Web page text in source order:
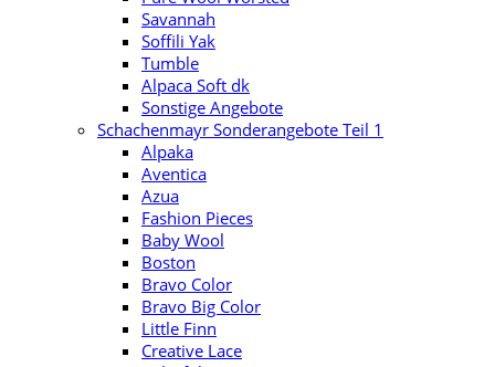
Savannah
Soffili Yak
Tumble
Alpaca Soft dk
Sonstige Angebote
Schachenmayr Sonderangebote Teil 1
Alpaka
Aventica
Azua
Fashion Pieces
Baby Wool
Boston
Bravo Color
Bravo Big Color
Little Finn
Creative Lace